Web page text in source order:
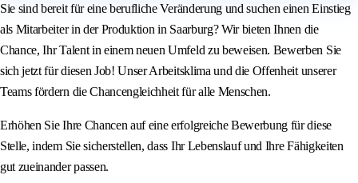
Sie sind bereit für eine berufliche Veränderung und suchen einen Einstieg
als Mitarbeiter in der Produktion in Saarburg? Wir bieten Ihnen die
Chance, Ihr Talent in einem neuen Umfeld zu beweisen. Bewerben Sie
sich jetzt für diesen Job! Unser Arbeitsklima und die Offenheit unserer
Teams fördern die Chancengleichheit für alle Menschen.
Erhöhen Sie Ihre Chancen auf eine erfolgreiche Bewerbung für diese
Stelle, indem Sie sicherstellen, dass Ihr Lebenslauf und Ihre Fähigkeiten
gut zueinander passen.